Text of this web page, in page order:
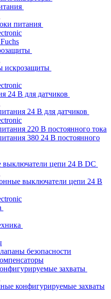
питания
искрозащиты
24 В для датчиков
24 В для датчиков
220 В постоянного тока
380 24 В постоянного
выключатели цепи 24 В DC
выключатели цепи 24 В
безопасности
захваты
конфигурируемые захваты